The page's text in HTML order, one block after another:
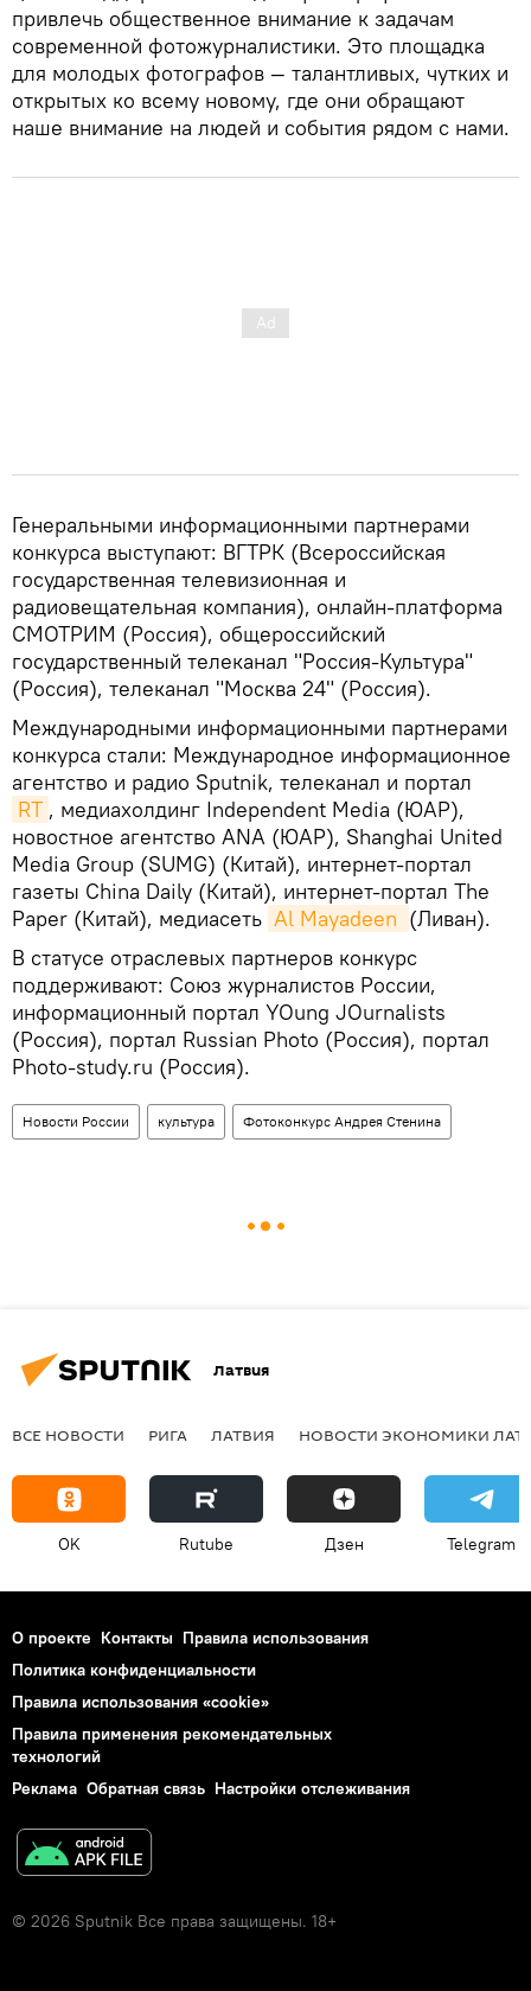
привлечь общественное внимание к задачам
современной фотожурналистики. Это площадка
для молодых фотографов — талантливых, чутких и
открытых ко всему новому, где они обращают
наше внимание на людей и события рядом с нами.
Генеральными информационными партнерами
конкурса выступают: ВГТРК (Всероссийская
государственная телевизионная и
радиовещательная компания), онлайн-платформа
СМОТРИМ (Россия), общероссийский
государственный телеканал "Россия-Культура"
(Россия), телеканал "Москва 24" (Россия).
Международными информационными партнерами
конкурса стали: Международное информационное
агентство и радио Sputnik, телеканал и портал
RT , медиахолдинг Independent Media (ЮАР),
новостное агентство ANA (ЮАР), Shanghai United
Media Group (SUMG) (Китай), интернет-портал
газеты China Daily (Китай), интернет-портал The
Paper (Китай), медиасеть Al Mayadeen (Ливан).
В статусе отраслевых партнеров конкурс
поддерживают: Союз журналистов России,
информационный портал YOung JOurnalists
(Россия), портал Russian Photo (Россия), портал
Photo-study.ru (Россия).
Новости России культура Фотоконкурс Андрея Стенина
Латвия
ВСЕ НОВОСТИ РИГА ЛАТВИЯ НОВОСТИ ЭКОНОМИКИ
OK Rutube Дзен Telegram
О проекте Контакты Правила использования
Политика конфиденциальности
Правила использования «cookie»
Правила применения рекомендательных
технологий
Реклама Обратная связь Настройки отслеживания
© 2026 Sputnik Все права защищены. 18+